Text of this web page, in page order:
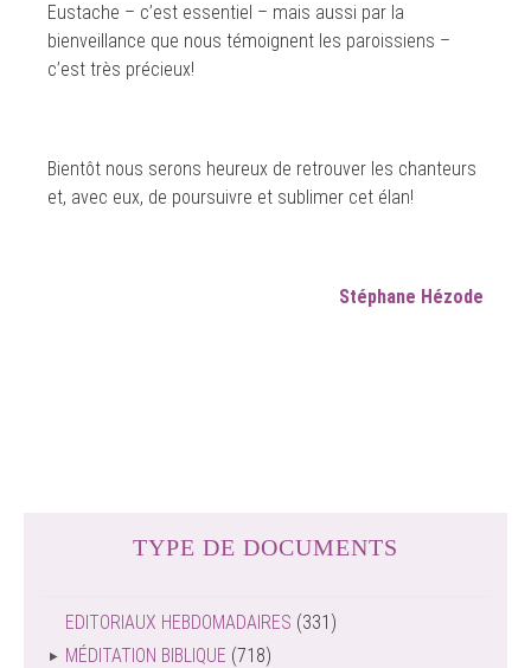
Eustache – c’est essentiel – mais aussi par la
bienveillance que nous témoignent les paroissiens –
c’est très précieux!
Bientôt nous serons heureux de retrouver les chanteurs
et, avec eux, de poursuivre et sublimer cet élan!
Stéphane Hézode
TYPE DE DOCUMENTS
EDITORIAUX HEBDOMADAIRES (331)
MÉDITATION BIBLIQUE (718)